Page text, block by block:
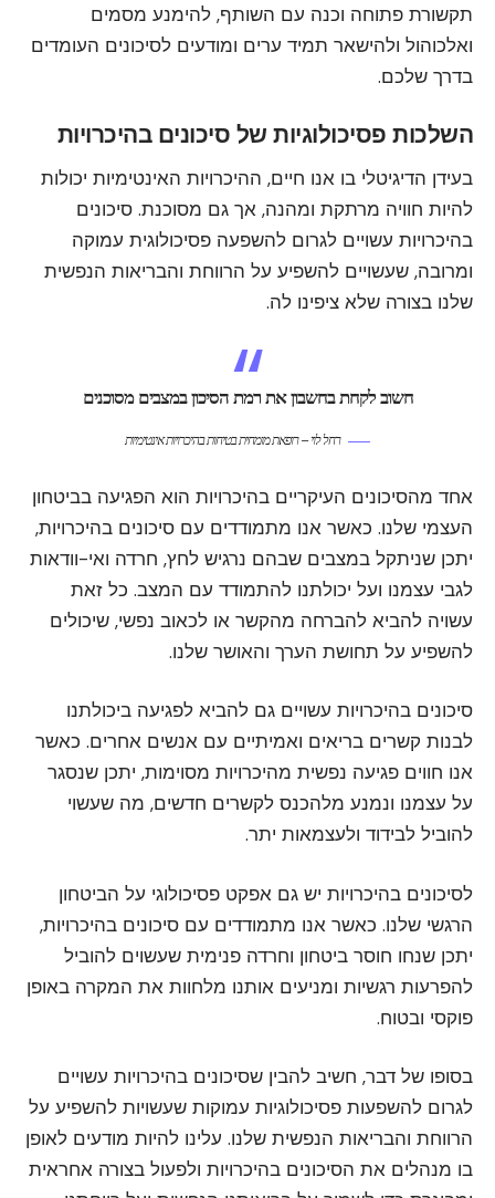
תקשורת פתוחה וכנה עם השותף, להימנע מסמים
ואלכוהול ולהישאר תמיד ערים ומודעים לסיכונים העומדים
בדרך שלכם.
השלכות פסיכולוגיות של סיכונים בהיכרויות
בעידן הדיגיטלי בו אנו חיים, ההיכרויות האינטימיות יכולות
להיות חוויה מרתקת ומהנה, אך גם מסוכנת. סיכונים
בהיכרויות עשויים לגרום להשפעה פסיכולוגית עמוקה
ומרובה, שעשויים להשפיע על הרווחת והבריאות הנפשית
שלנו בצורה שלא ציפינו לה.
חשוב לקחת בחשבון את רמת הסיכון במצבים מסוכנים
רחל לוי – רופאת מומחית בטיחות בהיכרויות אינטימיות
אחד מהסיכונים העיקריים בהיכרויות הוא הפגיעה בביטחון
העצמי שלנו. כאשר אנו מתמודדים עם סיכונים בהיכרויות,
יתכן שניתקל במצבים שבהם נרגיש לחץ, חרדה ואי-וודאות
לגבי עצמנו ועל יכולתנו להתמודד עם המצב. כל זאת
עשויה להביא להברחה מהקשר או לכאוב נפשי, שיכולים
להשפיע על תחושת הערך והאושר שלנו.
סיכונים בהיכרויות עשויים גם להביא לפגיעה ביכולתנו
לבנות קשרים בריאים ואמיתיים עם אנשים אחרים. כאשר
אנו חווים פגיעה נפשית מהיכרויות מסוימות, יתכן שנסגר
על עצמנו ונמנע מלהכנס לקשרים חדשים, מה שעשוי
להוביל לבידוד ולעצמאות יתר.
לסיכונים בהיכרויות יש גם אפקט פסיכולוגי על הביטחון
הרגשי שלנו. כאשר אנו מתמודדים עם סיכונים בהיכרויות,
יתכן שנחו חוסר ביטחון וחרדה פנימית שעשוים להוביל
להפרעות רגשיות ומניעים אותנו מלחוות את המקרה באופן
פוקסי ובטוח.
בסופו של דבר, חשיב להבין שסיכונים בהיכרויות עשויים
לגרום להשפעות פסיכולוגיות עמוקות שעשויות להשפיע על
הרווחת והבריאות הנפשית שלנו. עלינו להיות מודעים לאופן
בו מנהלים את הסיכונים בהיכרויות ולפעול בצורה אחראית